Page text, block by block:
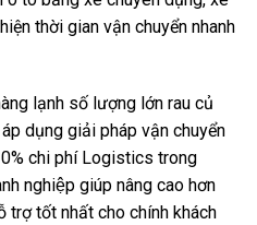
thời gian vận chuyển nhanh
lạnh số lượng lớn rau củ
dụng giải pháp vận chuyển
chi phí Logistics trong
nghiệp giúp nâng cao hơn
trợ tốt nhất cho chính khách